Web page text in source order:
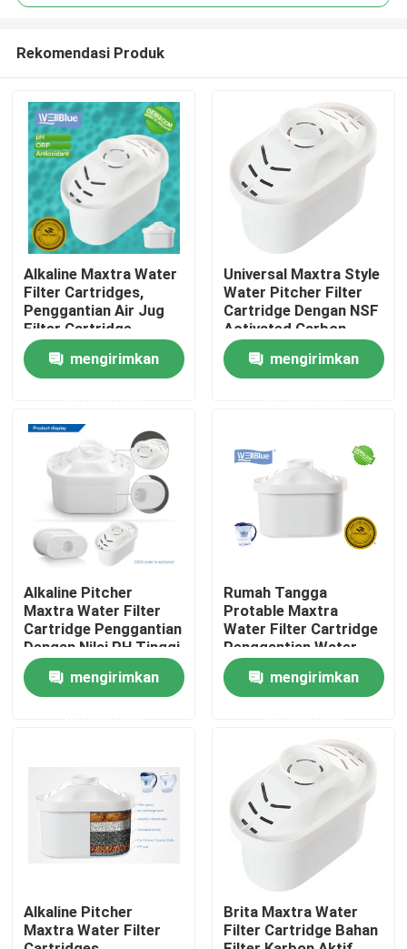
Rumah
Produk
Tentang kami
Tur Pabrik
Kontrol kualitas
Kendi air alkali
Maxtra Water Pitcher
Rekomendasi Produk
Alkaline Maxtra Water
Filter Cartridges,
Penggantian Air Jug
Filter Cartridge
mengirimkan
Universal Maxtra Style
Water Pitcher Filter
Cartridge Dengan NSF
Activated Carbon
mengirimkan
Alkaline Pitcher
Maxtra Water Filter
Cartridge Penggantian
Dengan Nilai PH Tinggi
mengirimkan
Rumah Tangga
Protable Maxtra
Water Filter Cartridge
Penggantian Water
Pitcher Filter
mengirimkan
Alkaline Pitcher
Maxtra Water Filter
Brita Maxtra Water
Filter Cartridge Bahan